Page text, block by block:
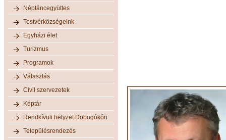
Néptáncegyüttes
Testvérközségeink
Egyházi élet
Turizmus
Programok
Választás
Civil szervezetek
Képtár
Rendkívüli helyzet Dobogókőn
Településrendezés